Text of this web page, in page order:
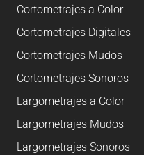
Cortometrajes a Color
Cortometrajes Digitales
Cortometrajes Mudos
Cortometrajes Sonoros
Largometrajes a Color
Largometrajes Mudos
Largometrajes Sonoros